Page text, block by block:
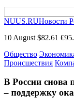
NUUS.RUНовости
10 August $82.61
Общество
Происшествия
В России снова
– поддержку